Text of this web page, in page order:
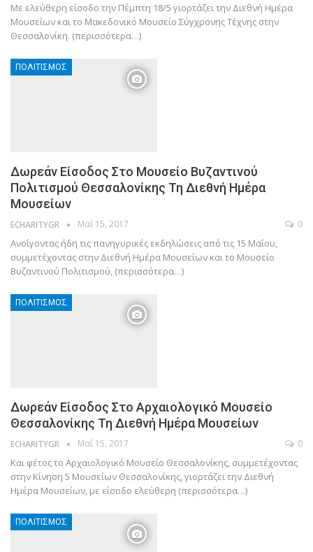
Με ελεύθερη είσοδο την Πέμπτη 18/5 γιορτάζει την Διεθνή Ημέρα
Μουσείων και το Μακεδονικό Μουσείο Σύγχρονης Τέχνης στην
Θεσσαλονίκη. (περισσότερα…)
ΠΟΛΙΤΙΣΜΌΣ
Δωρεάν Είσοδος Στο Μουσείο Βυζαντινού
Πολιτισμού Θεσσαλονίκης Τη Διεθνή Ημέρα
Μουσείων
ECHARITYGR Μαΐ 15, 2017 0
Ανοίγοντας ήδη τις πανηγυρικές εκδηλώσεις από τις 15 Μαΐου,
συμμετέχοντας στην Διεθνή Ημέρα Μουσείων και το Μουσείο
Βυζαντινού Πολιτισμού, (περισσότερα…)
ΠΟΛΙΤΙΣΜΌΣ
Δωρεάν Είσοδος Στο Αρχαιολογικό Μουσείο
Θεσσαλονίκης Τη Διεθνή Ημέρα Μουσείων
ECHARITYGR Μαΐ 15, 2017 0
Και φέτος το Αρχαιολογικό Μουσείο Θεσσαλονίκης, συμμετέχοντας
στην Κίνηση 5 Μουσείων Θεσσαλονίκης, γιορτάζει την Διεθνή
Ημέρα Μουσείων, με είσοδο ελεύθερη (περισσότερα…)
ΠΟΛΙΤΙΣΜΌΣ